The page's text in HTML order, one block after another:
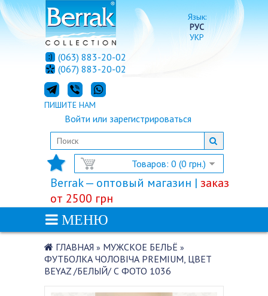
Язык:
РУС
УКР
Товаров: 0 (0 грн.)
Войти или зарегистрироваться
(063) 883-20-02
(067) 883-20-02
ПИШИТЕ НАМ
Berrak — оптовый магазин | заказ
от 2500 грн
МЕНЮ
ГЛАВНАЯ » МУЖСКОЕ БЕЛЬЁ »
ФУТБОЛКА ЧОЛОВІЧА PREMIUM, ЦВЕТ
BEYAZ /БЕЛЫЙ/ С ФОТО 1036